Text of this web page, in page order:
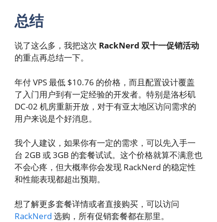
总结
说了这么多，我把这次 RackNerd 双十一促销活动
的重点再总结一下。
年付 VPS 最低 $10.76 的价格，而且配置设计覆盖
了入门用户到有一定经验的开发者。特别是洛杉矶
DC-02 机房重新开放，对于有亚太地区访问需求的
用户来说是个好消息。
我个人建议，如果你有一定的需求，可以先入手一
台 2GB 或 3GB 的套餐试试。这个价格就算不满意也
不会心疼，但大概率你会发现 RackNerd 的稳定性
和性能表现都超出预期。
想了解更多套餐详情或者直接购买，可以访问
RackNerd 选购，所有促销套餐都在那里。